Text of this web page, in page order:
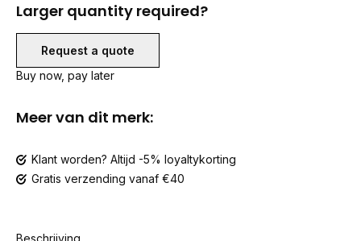
Larger quantity required?
Request a quote
Buy now, pay later
Meer van dit merk:
Klant worden? Altijd -5% loyaltykorting
Gratis verzending vanaf €40
Beschrijving